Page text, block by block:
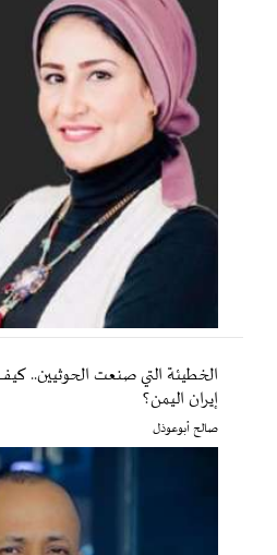
الخطيئة التي صنعت الحوثيين..
إيران اليمن؟
صالح أبوعوذل